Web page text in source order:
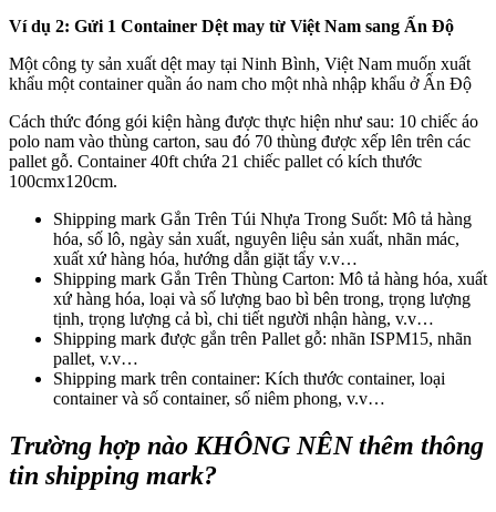
Vídụ 2: Gửi 1 Container Dệt may từ Việt Nam sang Ấn Độ
Một công ty sản xuất dệt may tại Ninh Bình, Việt Nam muốn xuất
khẩu một container quần áo nam cho một nhà nhập khẩu ở Ấn Độ
Cách thức đóng gói kiện hàng được thực hiện như sau: 10 chiếc áo
polo nam vào thùng carton, sau đó 70 thùng được xếp lên trên các
pallet gỗ. Container 40ft chứa 21 chiếc pallet có kích thước
100cmx120cm.
Shipping mark Gắn Trên Túi Nhựa Trong Suốt: Mô tả hàng
hóa, số lô, ngày sản xuất, nguyên liệu sản xuất, nhãn mác,
xuất xứ hàng hóa, hướng dẫn giặt tẩy v.v…
Shipping mark Gắn Trên Thùng Carton: Mô tả hàng hóa, xuất
xứ hàng hóa, loại và số lượng bao bì bên trong, trọng lượng
tịnh, trọng lượng cả bì, chi tiết người nhận hàng, v.v…
Shipping mark được gắn trên Pallet gỗ: nhãn ISPM15, nhãn
pallet, v.v…
Shipping mark trên container: Kích thước container, loại
container và số container, số niêm phong, v.v…
Trường hợp nào KHÔNG NÊN thêm thông
tin shipping mark?